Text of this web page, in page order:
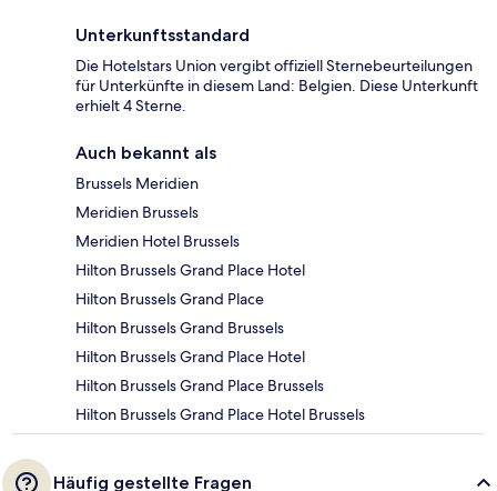
Unterkunftsstandard
Die Hotelstars Union vergibt offiziell Sternebeurteilungen
für Unterkünfte in diesem Land: Belgien. Diese Unterkunft
erhielt 4 Sterne.
Auch bekannt als
Brussels Meridien
Meridien Brussels
Meridien Hotel Brussels
Hilton Brussels Grand Place Hotel
Hilton Brussels Grand Place
Hilton Brussels Grand Brussels
Hilton Brussels Grand Place Hotel
Hilton Brussels Grand Place Brussels
Hilton Brussels Grand Place Hotel Brussels
Häufig gestellte Fragen